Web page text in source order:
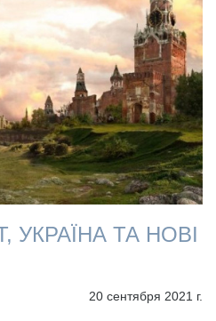
УКРАЇНА ТА НОВІ
20 сентября 2021 г.